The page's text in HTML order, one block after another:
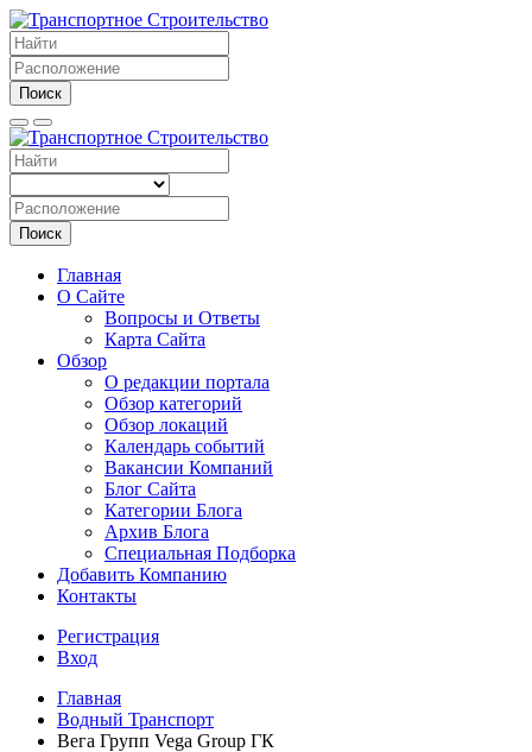
Поиск
Поиск
Главная
О Сайте
Вопросы и Ответы
Карта Сайта
Обзор
О редакции портала
Обзор категорий
Обзор локаций
Календарь событий
Вакансии Компаний
Блог Сайта
Категории Блога
Архив Блога
Специальная Подборка
Добавить Компанию
Контакты
Регистрация
Вход
Главная
Водный Транспорт
Вега Групп Vega Group ГК